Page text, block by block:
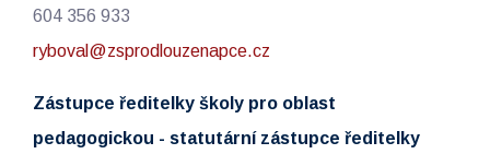
604 356 933
ryboval@zsprodlouzenapce.cz
Zástupce ředitelky školy pro oblast
pedagogickou - statutární zástupce ředitelky